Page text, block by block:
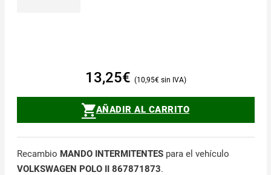
13,25€ 10,95€
AÑADIR AL CARRITO
Recambio MANDO INTERMITENTESpara el vehículo
VOLKSWAGEN POLO II 867871873.